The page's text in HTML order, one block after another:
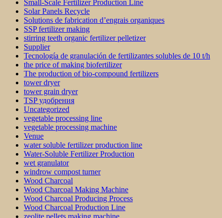
Small-Scale Fertilizer Production Line
Solar Panels Recycle
Solutions de fabrication d’engrais organiques
SSP fertilizer making
stirring teeth organic fertilizer pelletizer
Supplier
Tecnología de granulación de fertilizantes solubles de 10 t/h
the price of making biofertilizer
The production of bio-compound fertilizers
tower dryer
tower grain dryer
TSP удобрения
Uncategorized
vegetable processing line
vegetable processing machine
Venue
water soluble fertilizer production line
Water-Soluble Fertilizer Production
wet granulator
windrow compost turner
Wood Charcoal
Wood Charcoal Making Machine
Wood Charcoal Producing Process
Wood Charcoal Production Line